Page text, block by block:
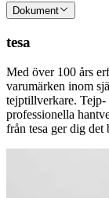
Dokument
tesa
Med över 100 års
varumärken inom
tejptillverkare. Tejp-
professionella
från tesa ger dig det